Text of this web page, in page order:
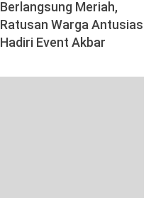
Berlangsung Meriah,
Ratusan Warga Antusias
Hadiri Event Akbar